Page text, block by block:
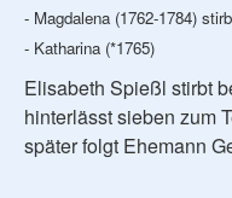
- Magdalena (1762-1784)
- Katharina (*1765)
Elisabeth Spießl stirbt
hinterlässt sieben zum
später folgt Ehemann